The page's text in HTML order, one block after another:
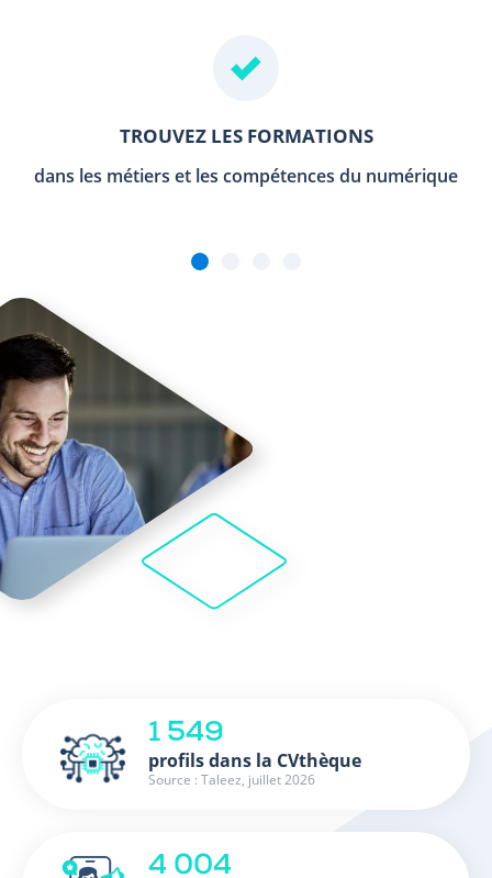
TROUVEZ LES FORMATIONS
dans les métiers et les compétences du numérique
1 549
profils dans la CVthèque
Source : Taleez, juillet 2026
4 004